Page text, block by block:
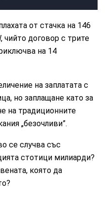
от стачка на 146
чийто договор с трите
на 14
на заплатата с
но заплащане като за
на традиционните
„безочливи”.
се случва със
стотици милиарди?
която да